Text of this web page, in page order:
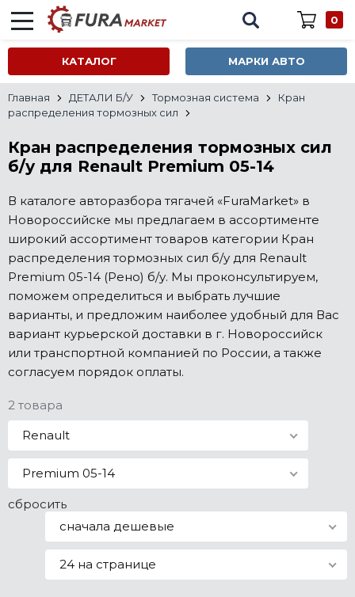
0
КАТАЛОГ МАРКИ АВТО
Главная ДЕТАЛИ Б/У Тормозная система
Кран
распределения тормозных сил
Кран распределения тормозных сил
б/у для Renault Premium 05-14
В каталоге авторазбора тягачей «FuraMarket» в
Новороссийске мы предлагаем в ассортименте
широкий ассортимент товаров категории Кран
распределения тормозных сил б/у для Renault
Premium 05-14 (Рено) б/у. Мы проконсультируем,
поможем определиться и выбрать лучшие
варианты, и предложим наиболее удобный для Вас
вариант курьерской доставки в г. Новороссийск
или транспортной компанией по России, а также
согласуем порядок оплаты.
2 товара
Renault
Premium 05-14
сбросить
сначала дешевые
24 на странице